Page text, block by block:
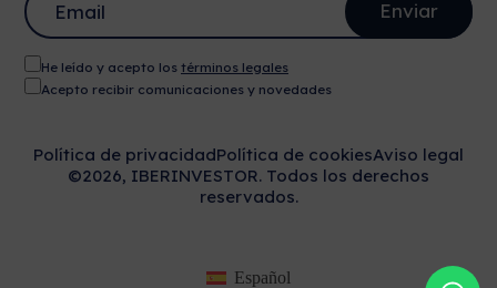
He leído y acepto los términos legales
Acepto recibir comunicaciones y novedades
©2026, IBERINVESTOR. Todos los derechos
reservados.
Política de privacidadPolítica de cookiesAviso legal
Español